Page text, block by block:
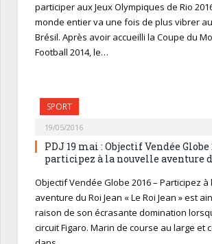
participer aux Jeux Olympiques de Rio
monde entier va une fois de plus vibrer
Brésil. Après avoir accueilli la Coupe du
Football 2014, le…
SPORT
19/05/2016
PDJ 19 mai : Objectif Vendée Globe
participez à la nouvelle aventure
Objectif Vendée Globe 2016 – Participez
aventure du Roi Jean « Le Roi Jean » est
raison de son écrasante domination
circuit Figaro. Marin de course au large et